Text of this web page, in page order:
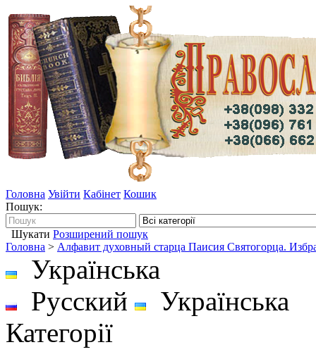
Головна Увійти Кабінет Кошик
Пошук:
Шукати Розширений пошук
Головна > Алфавит духовный старца Паисия Святогорца.
Українська
Русский
Українська
Категорії